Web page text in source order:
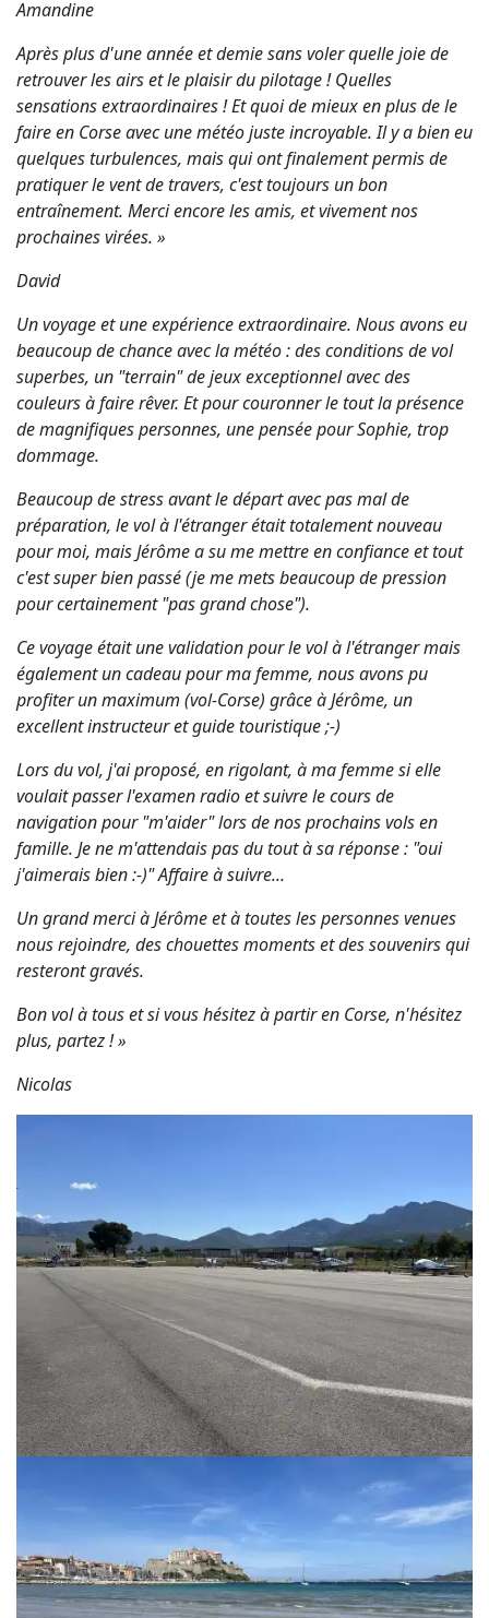
Amandine
Après plus d'une année et demie sans voler quelle joie de
retrouver les airs et le plaisir du pilotage ! Quelles
sensations extraordinaires ! Et quoi de mieux en plus de le
faire en Corse avec une météo juste incroyable. Il y a bien eu
quelques turbulences, mais qui ont finalement permis de
pratiquer le vent de travers, c'est toujours un bon
entraînement. Merci encore les amis, et vivement nos
prochaines virées. »
David
Un voyage et une expérience extraordinaire. Nous avons eu
beaucoup de chance avec la météo : des conditions de vol
superbes, un "terrain" de jeux exceptionnel avec des
couleurs à faire rêver. Et pour couronner le tout la présence
de magnifiques personnes, une pensée pour Sophie, trop
dommage.
Beaucoup de stress avant le départ avec pas mal de
préparation, le vol à l'étranger était totalement nouveau
pour moi, mais Jérôme a su me mettre en confiance et tout
c'est super bien passé (je me mets beaucoup de pression
pour certainement "pas grand chose").
Ce voyage était une validation pour le vol à l'étranger mais
également un cadeau pour ma femme, nous avons pu
profiter un maximum (vol-Corse) grâce à Jérôme, un
excellent instructeur et guide touristique ;-)
Lors du vol, j'ai proposé, en rigolant, à ma femme si elle
voulait passer l'examen radio et suivre le cours de
navigation pour "m'aider" lors de nos prochains vols en
famille. Je ne m'attendais pas du tout à sa réponse : "oui
j'aimerais bien :-)" Affaire à suivre...
Un grand merci à Jérôme et à toutes les personnes venues
nous rejoindre, des chouettes moments et des souvenirs qui
resteront gravés.
Bon vol à tous et si vous hésitez à partir en Corse, n'hésitez
plus, partez ! »
Nicolas